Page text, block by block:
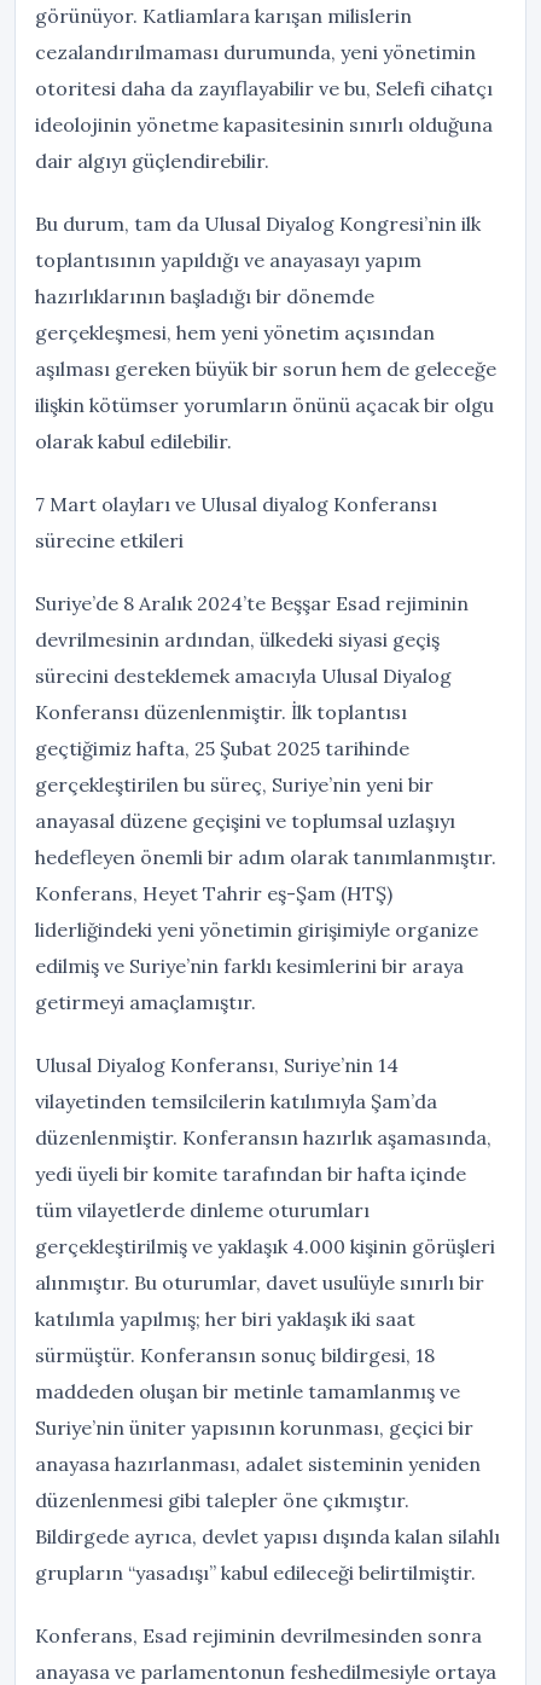
görünüyor. Katliamlara karışan milislerin
cezalandırılmaması durumunda, yeni yönetimin
otoritesi daha da zayıflayabilir ve bu, Selefi cihatçı
ideolojinin yönetme kapasitesinin sınırlı olduğuna
dair algıyı güçlendirebilir.
Bu durum, tam da Ulusal Diyalog Kongresi’nin ilk
toplantısının yapıldığı ve anayasayı yapım
hazırlıklarının başladığı bir dönemde
gerçekleşmesi, hem yeni yönetim açısından
aşılması gereken büyük bir sorun hem de geleceğe
ilişkin kötümser yorumların önünü açacak bir olgu
olarak kabul edilebilir.
7 Mart olayları ve Ulusal diyalog Konferansı
sürecine etkileri
Suriye’de 8 Aralık 2024’te Beşşar Esad rejiminin
devrilmesinin ardından, ülkedeki siyasi geçiş
sürecini desteklemek amacıyla Ulusal Diyalog
Konferansı düzenlenmiştir. İlk toplantısı
geçtiğimiz hafta, 25 Şubat 2025 tarihinde
gerçekleştirilen bu süreç, Suriye’nin yeni bir
anayasal düzene geçişini ve toplumsal uzlaşıyı
hedefleyen önemli bir adım olarak tanımlanmıştır.
Konferans, Heyet Tahrir eş-Şam (HTŞ)
liderliğindeki yeni yönetimin girişimiyle organize
edilmiş ve Suriye’nin farklı kesimlerini bir araya
getirmeyi amaçlamıştır.
Ulusal Diyalog Konferansı, Suriye’nin 14
vilayetinden temsilcilerin katılımıyla Şam’da
düzenlenmiştir. Konferansın hazırlık aşamasında,
yedi üyeli bir komite tarafından bir hafta içinde
tüm vilayetlerde dinleme oturumları
gerçekleştirilmiş ve yaklaşık 4.000 kişinin görüşleri
alınmıştır. Bu oturumlar, davet usulüyle sınırlı bir
katılımla yapılmış; her biri yaklaşık iki saat
sürmüştür. Konferansın sonuç bildirgesi, 18
maddeden oluşan bir metinle tamamlanmış ve
Suriye’nin üniter yapısının korunması, geçici bir
anayasa hazırlanması, adalet sisteminin yeniden
düzenlenmesi gibi talepler öne çıkmıştır.
Bildirgede ayrıca, devlet yapısı dışında kalan silahlı
grupların “yasadışı” kabul edileceği belirtilmiştir.
Konferans, Esad rejiminin devrilmesinden sonra
anayasa ve parlamentonun feshedilmesiyle ortaya